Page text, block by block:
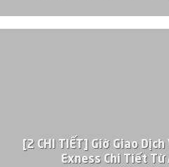
[2 CHI TIẾT] Giờ Giao
Exness Chi Tiết Từ